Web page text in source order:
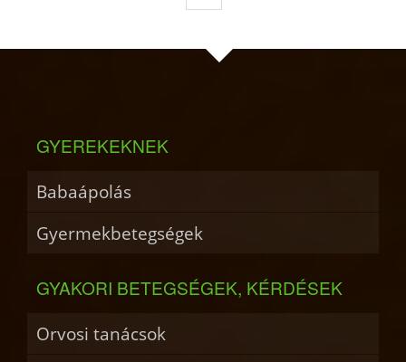
GYEREKEKNEK
Babaápolás
Gyermekbetegségek
GYAKORI BETEGSÉGEK, KÉRDÉSEK
Orvosi tanácsok